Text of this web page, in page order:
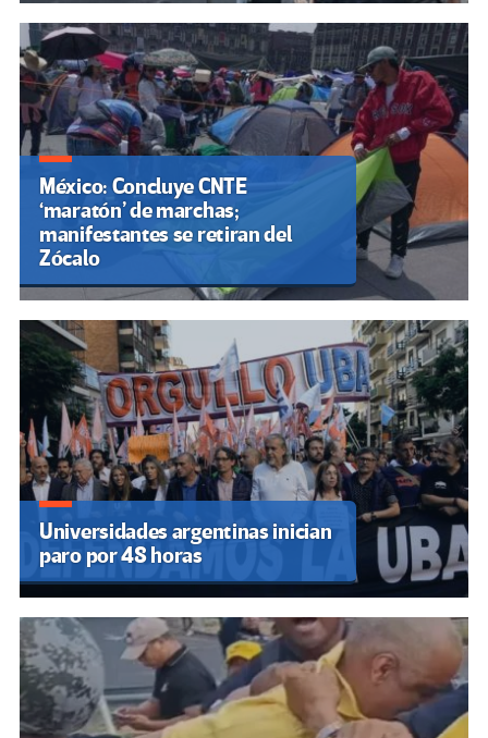
México: Concluye CNTE
‘maratón’ de marchas;
manifestantes se retiran del
Zócalo
Universidades argentinas inician
paro por 48 horas